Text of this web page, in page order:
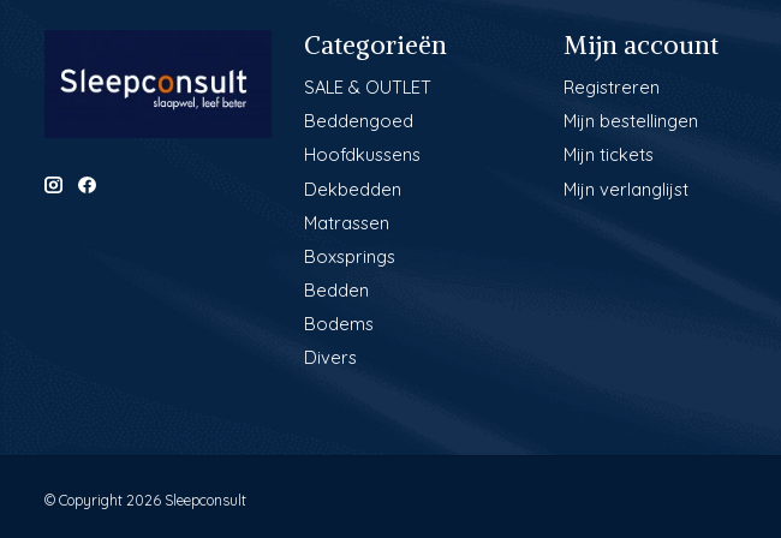
Categorieën
SALE & OUTLET
Beddengoed
Hoofdkussens
Dekbedden
Matrassen
Boxsprings
Bedden
Bodems
Divers
Mijn account
Registreren
Mijn bestellingen
Mijn tickets
Mijn verlanglijst
© Copyright 2026 Sleepconsult